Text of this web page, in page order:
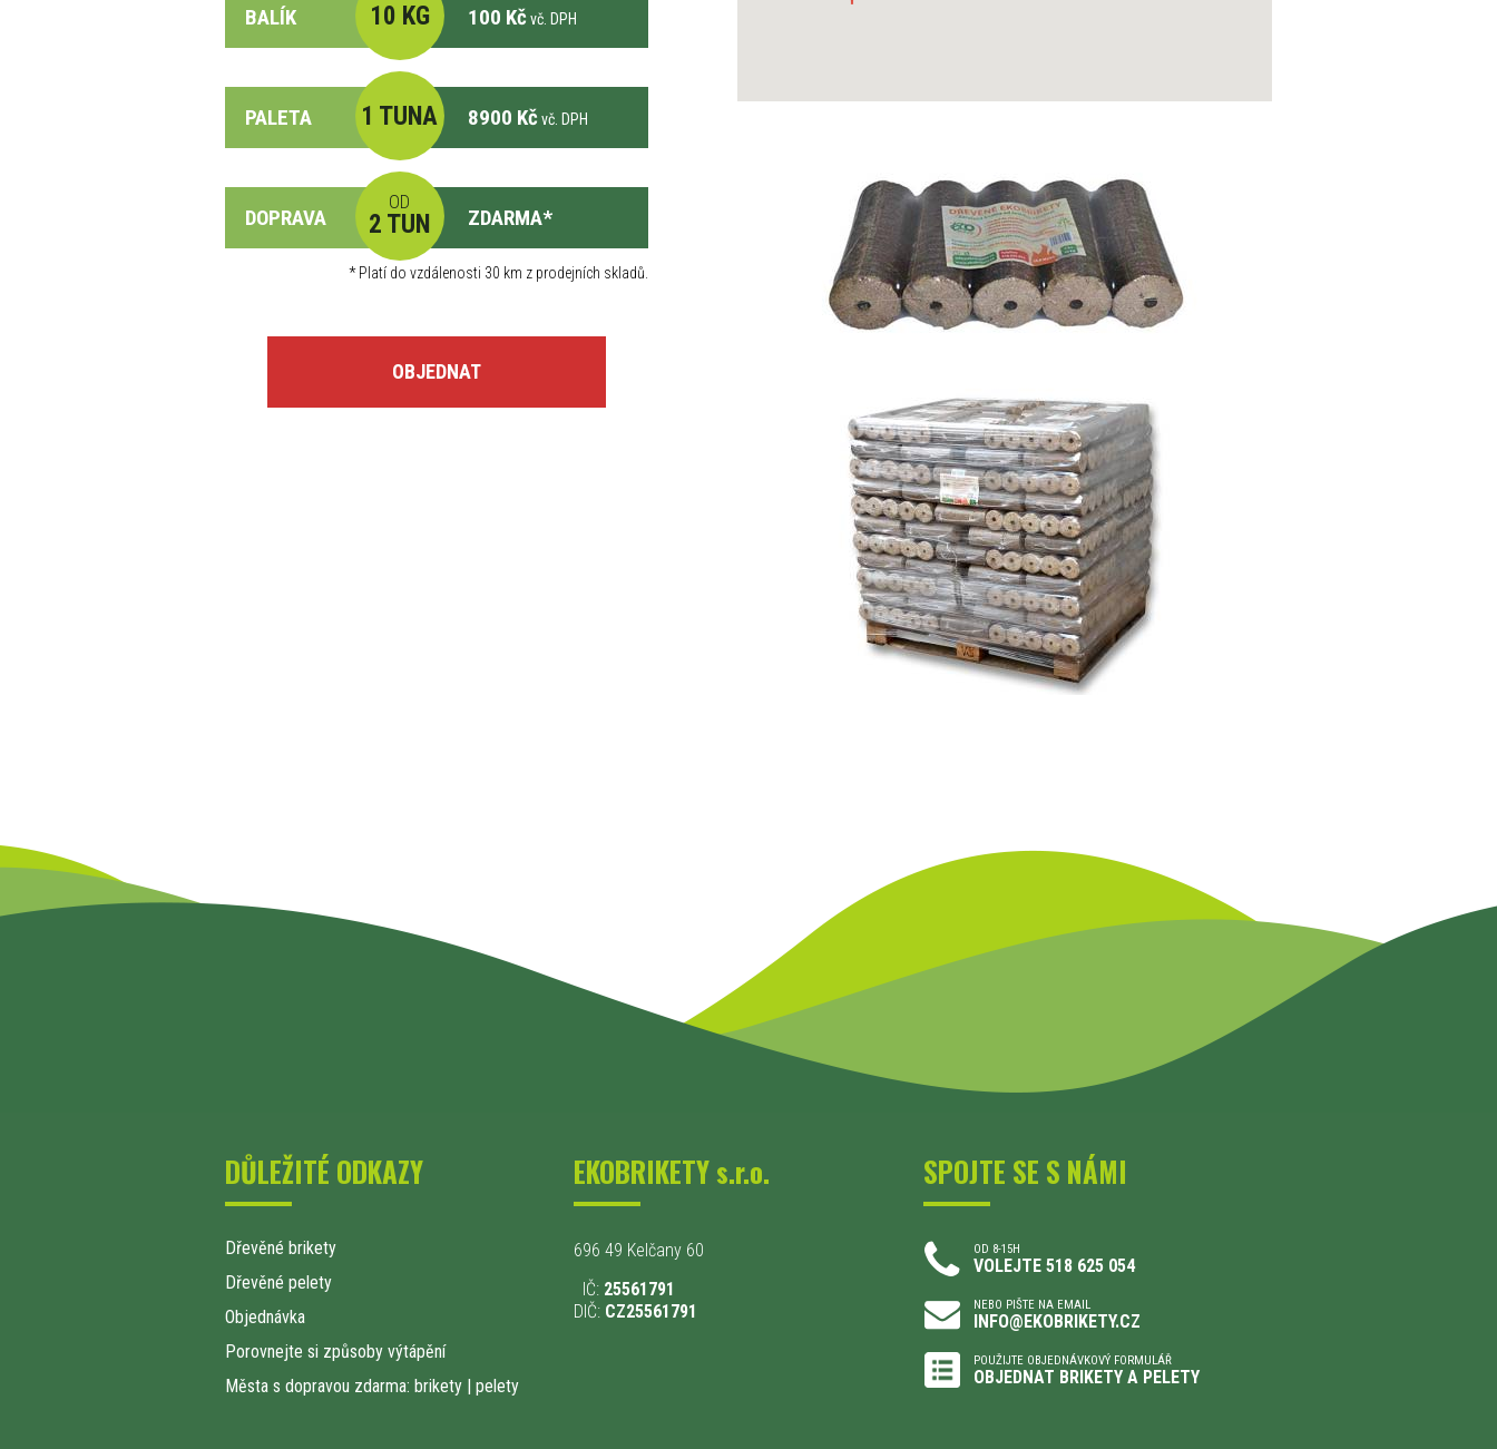
BALÍK 10 KG 100 Kč vč. DPH
PALETA 1 TUNA 8900 Kč vč. DPH
DOPRAVA
OD
2 TUN ZDARMA*
*Platí do vzdálenosti 30 km z prodejních skladů.
OBJEDNAT
DŮLEŽITÉ ODKAZY
Dřevěné brikety
Dřevěné pelety
Objednávka
Porovnejte si způsoby výtápění
Města s dopravou zdarma: brikety | pelety
EKOBRIKETY s.r.o.
696 49 Kelčany 60
IČ: 25561791
DIČ: CZ25561791
SPOJTE SE S NÁMI
OD 8-15H
VOLEJTE 518 625 054
NEBO PIŠTE NA EMAIL
INFO@EKOBRIKETY.CZ
POUŽIJTE OBJEDNÁVKOVÝ FORMULÁŘ
OBJEDNAT BRIKETY A PELETY